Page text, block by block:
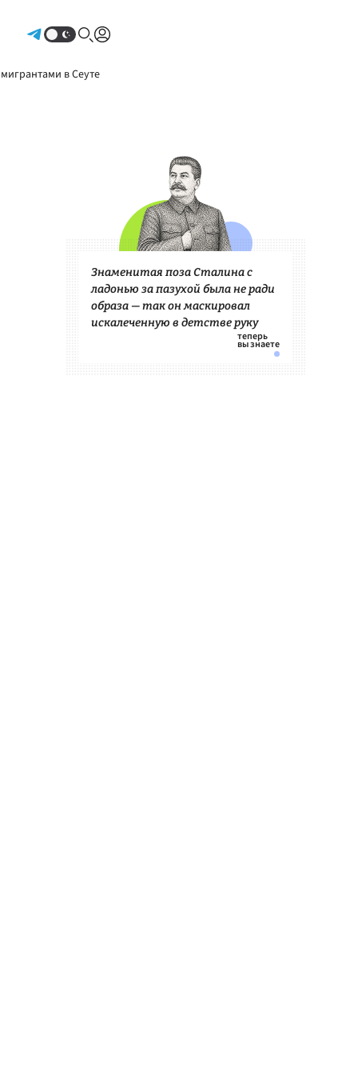
в Сеуте
Знаменитая поза Сталина с
ладонью за пазухой была не ради
образа — так он маскировал
искалеченную в детстве руку